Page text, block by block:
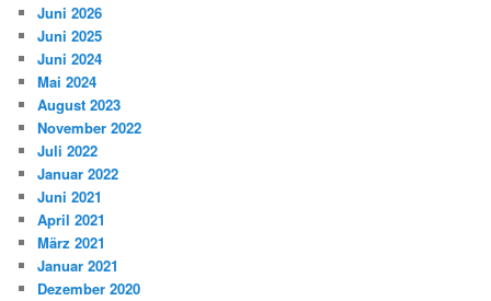
Juni 2026
Juni 2025
Juni 2024
Mai 2024
August 2023
November 2022
Juli 2022
Januar 2022
Juni 2021
April 2021
März 2021
Januar 2021
Dezember 2020